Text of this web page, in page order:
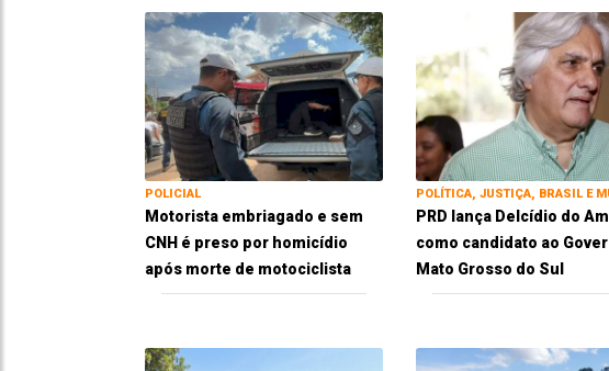
POLICIAL
Motorista embriagado e sem
CNH é preso por homicídio
após morte de motociclista
POLÍTICA, JUSTIÇA, BRASIL E
PRD lança Delcídio do
como candidato ao
Mato Grosso do Sul